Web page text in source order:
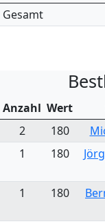
Gesamt
Anzahl Wert
2
180
1
180
1
180